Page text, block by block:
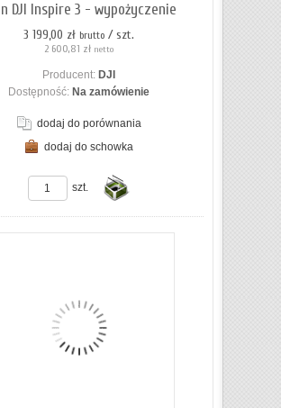
DJI Inspire 3 - wypożyczenie
3 199,00 zł brutto / szt.
2 600,81 zł netto
Producent: DJI
Dostępność: Na zamówienie
dodaj do porównania
dodaj do schowka
szt.